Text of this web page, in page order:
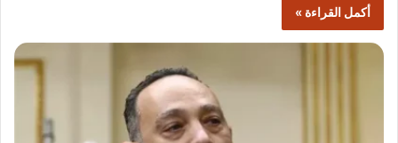
أكمل القراءة »